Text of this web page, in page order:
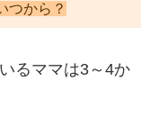
つから？
るママは3～4か